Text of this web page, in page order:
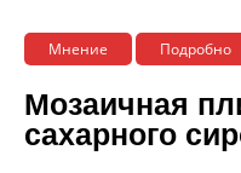
Мнение Подробно
Мозаичная
сахарного